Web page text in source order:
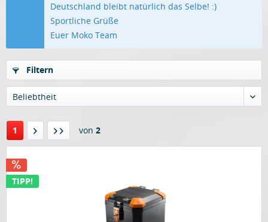
Deutschland bleibt natürlich das Selbe! :)
Sportliche Grüße
Euer Moko Team
Filtern
Beliebtheit
1 von 2
TIPP!